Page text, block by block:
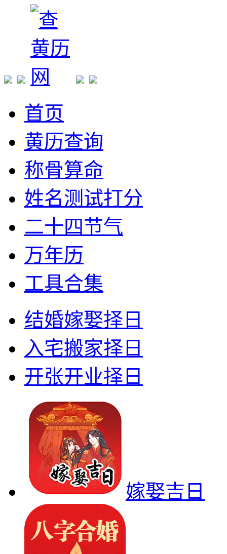
首页
黄历查询
称骨算命
姓名测试打分
二十四节气
万年历
工具合集
结婚嫁娶择日
入宅搬家择日
开张开业择日
嫁娶吉日